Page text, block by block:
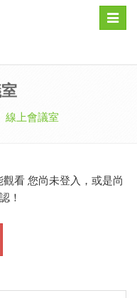
Toggle
線上會議室
看 您尚未登入，或是尚
！